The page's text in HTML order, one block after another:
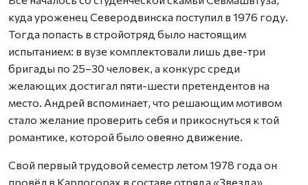
куда уроженец Северодвинска поступил в 1976 году.
Тогда попасть в стройотряд было настоящим
испытанием: в вузе комплектовали лишь две-три
бригады по 25–30 человек, а конкурс среди
желающих достигал пяти-шести претендентов на
место. Андрей вспоминает, что решающим мотивом
стало желание проверить себя и прикоснуться к той
романтике, которой было овеяно движение.
Свой первый трудовой семестр летом 1978 года он
провёл в Карпогорах в составе отряда «Звезда».